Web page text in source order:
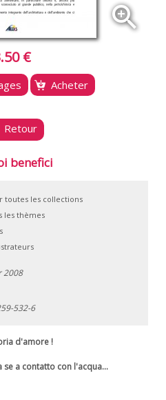
zoom_in
€
Acheter
Retour
benefici
toutes les collections
les thèmes
2008
532-6
d'amore !
se a contatto con l'acqua...